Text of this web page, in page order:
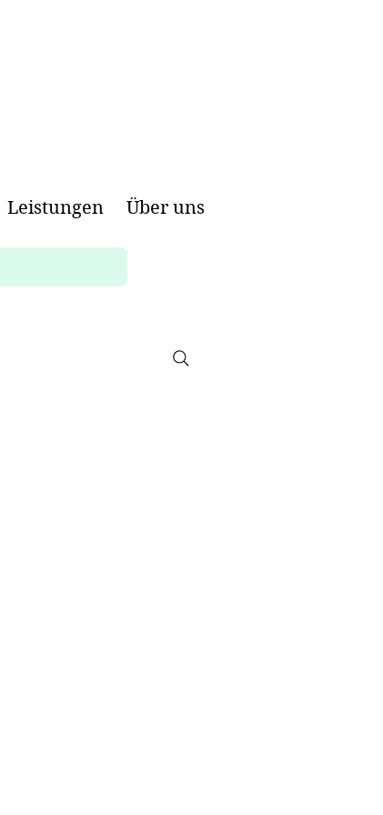
Leistungen Über uns